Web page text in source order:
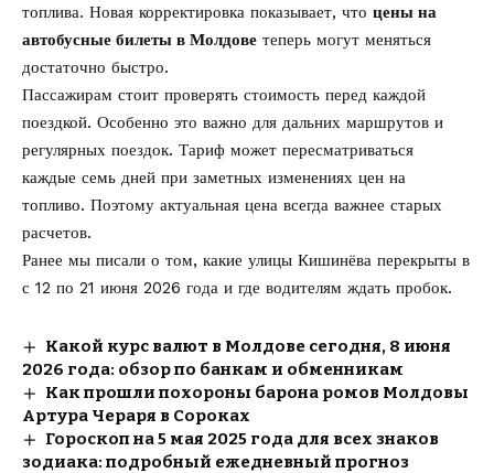
топлива. Новая корректировка показывает, что цены на
автобусные билеты в Молдове теперь могут меняться
достаточно быстро.
Пассажирам стоит проверять стоимость перед каждой
поездкой. Особенно это важно для дальних маршрутов и
регулярных поездок. Тариф может пересматриваться
каждые семь дней при заметных изменениях цен на
топливо. Поэтому актуальная цена всегда важнее старых
расчетов.
Ранее мы писали о том, какие улицы Кишинёва перекрыты в
с 12 по 21 июня 2026 года и где водителям ждать пробок.
Какой курс валют в Молдове сегодня, 8 июня
2026 года: обзор по банкам и обменникам
Как прошли похороны барона ромов Молдовы
Артура Чераря в Сороках
Гороскоп на 5 мая 2025 года для всех знаков
зодиака: подробный ежедневный прогноз